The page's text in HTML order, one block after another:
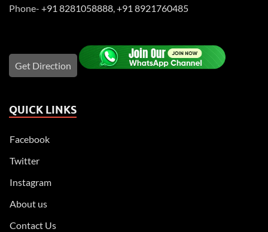
Phone- +91 8281058888 +91 8921760485
Get Direction
QUICK LINKS
Facebook
Twitter
Instagram
About us
Contact Us